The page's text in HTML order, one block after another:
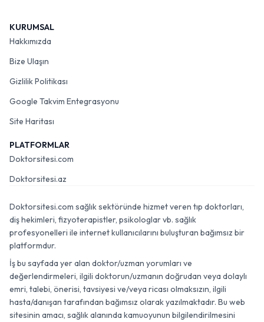
KURUMSAL
Hakkımızda
Bize Ulaşın
Gizlilik Politikası
Google Takvim Entegrasyonu
Site Haritası
PLATFORMLAR
Doktorsitesi.com
Doktorsitesi.az
Doktorsitesi.com sağlık sektöründe hizmet veren tıp doktorları,
diş hekimleri, fizyoterapistler, psikologlar vb. sağlık
profesyonelleri ile internet kullanıcılarını buluşturan bağımsız bir
platformdur.
İş bu sayfada yer alan doktor/uzman yorumları ve
değerlendirmeleri, ilgili doktorun/uzmanın doğrudan veya dolaylı
emri, talebi, önerisi, tavsiyesi ve/veya ricası olmaksızın, ilgili
hasta/danışan tarafından bağımsız olarak yazılmaktadır. Bu web
sitesinin amacı, sağlık alanında kamuoyunun bilgilendirilmesini